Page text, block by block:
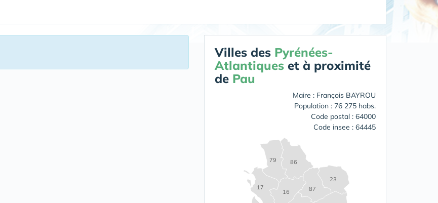
Villes des Pyrénées-
Atlantiques et à proximité
de Pau
Maire : François BAYROU
Population : 76 275 habs.
Code postal : 64000
Code insee : 64445
16
17
23
79 86
87